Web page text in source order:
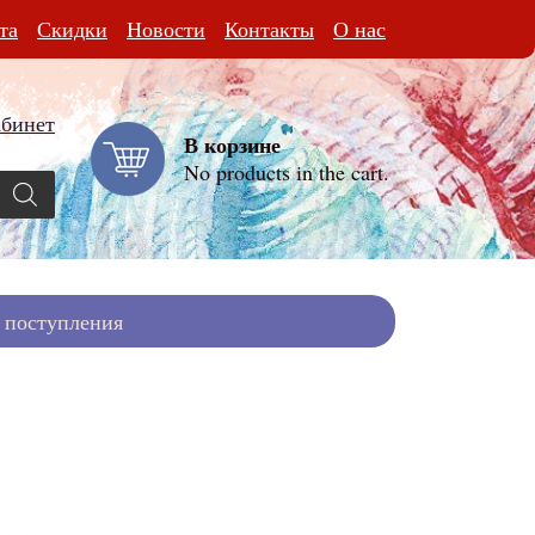
Скидки Новости Контакты О нас
В корзине
No products in the cart.